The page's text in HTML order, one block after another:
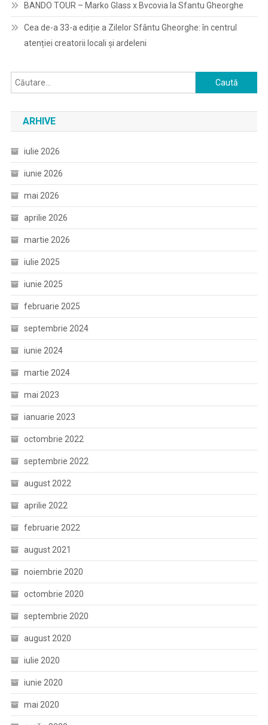
BANDO TOUR – Marko Glass x Bvcovia la Sfantu Gheorghe
Cea de-a 33-a ediție a Zilelor Sfântu Gheorghe: în centrul
atenției creatorii locali și ardeleni
Caută
după:
ARHIVE
iulie 2026
iunie 2026
mai 2026
aprilie 2026
martie 2026
iulie 2025
iunie 2025
februarie 2025
septembrie 2024
iunie 2024
martie 2024
mai 2023
ianuarie 2023
octombrie 2022
septembrie 2022
august 2022
aprilie 2022
februarie 2022
august 2021
noiembrie 2020
octombrie 2020
septembrie 2020
august 2020
iulie 2020
iunie 2020
mai 2020